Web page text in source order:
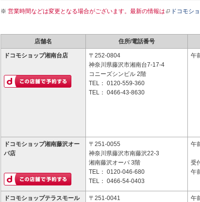
営業時間などは変更となる場合がございます。最新の情報は ドコモシ
店舗名 住所/電話番号
ドコモショップ湘南台店
〒252-0804
神奈川県藤沢市湘南台7-17-4
コニーズシンビル 2階
TEL： 0120-559-360
TEL： 0466-43-8630
午
ドコモショップ湘南藤沢オー
パ店
〒251-0055
神奈川県藤沢市南藤沢22-3
湘南藤沢オーパ 3階
TEL： 0120-046-680
TEL： 0466-54-0403
午
受
午
ドコモショップテラスモール
〒251-0041
午